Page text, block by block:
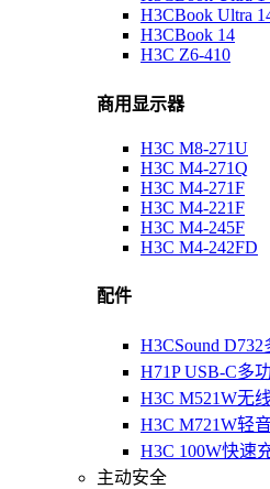
H3CBook Ultra
H3CBook 14
H3C Z6-410
商用显示器
H3C M8-271U
H3C M4-271Q
H3C M4-271F
H3C M4-221F
H3C M4-245F
H3C M4-242FD
配件
H3CSound
H71P USB-C多
H3C M521W无
H3C M721W轻
H3C 100W快速
主动安全